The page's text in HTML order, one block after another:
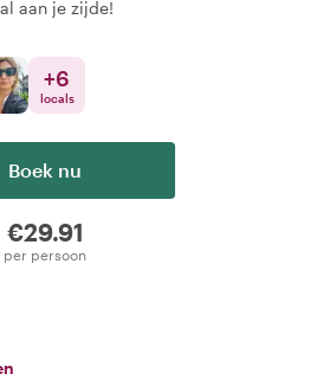
aan je zijde!
Boek nu
€29.91
per persoon
+6
locals